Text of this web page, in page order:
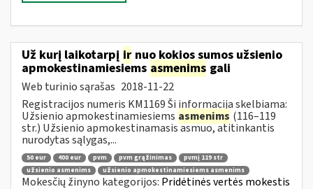
Už kurį laikotarpį ir nuo kokios sumos užsienio
apmokestinamiesiems asmenims gali
Web turinio sąrašas 2018-11-22
Registracijos numeris KM1169 Ši informacija skelbiama:
Užsienio apmokestinamiesiems asmenims (116–119
str.) Užsienio apmokestinamasis asmuo, atitinkantis
nurodytas sąlygas,...
50 eur 400 eur pvm pvm grąžinimas
pvmį 119 str
užsienio asmenims
užsienio apmokestinamiesiems asmenims
Mokesčių žinyno kategorijos: Pridėtinės vertės mokestis